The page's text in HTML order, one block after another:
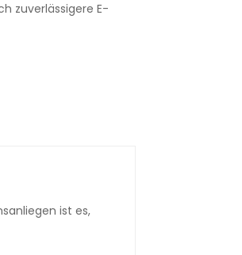
zuverlässigere E-
ist es,